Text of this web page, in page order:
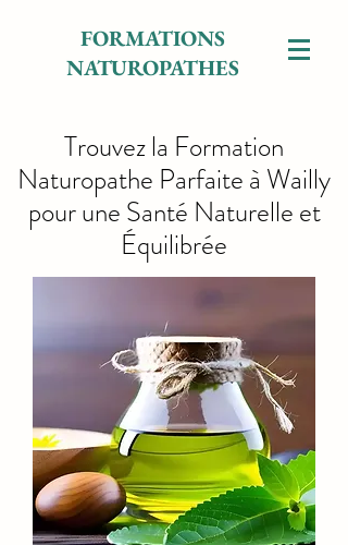
FORMATIONS
NATUROPATHES
Trouvez la Formation
Naturopathe Parfaite à Wailly
pour une Santé Naturelle et
Équilibrée